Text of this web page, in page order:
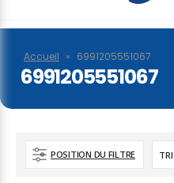
Accueil » 6991205551067
6991205551067
POSITION DU FILTRE